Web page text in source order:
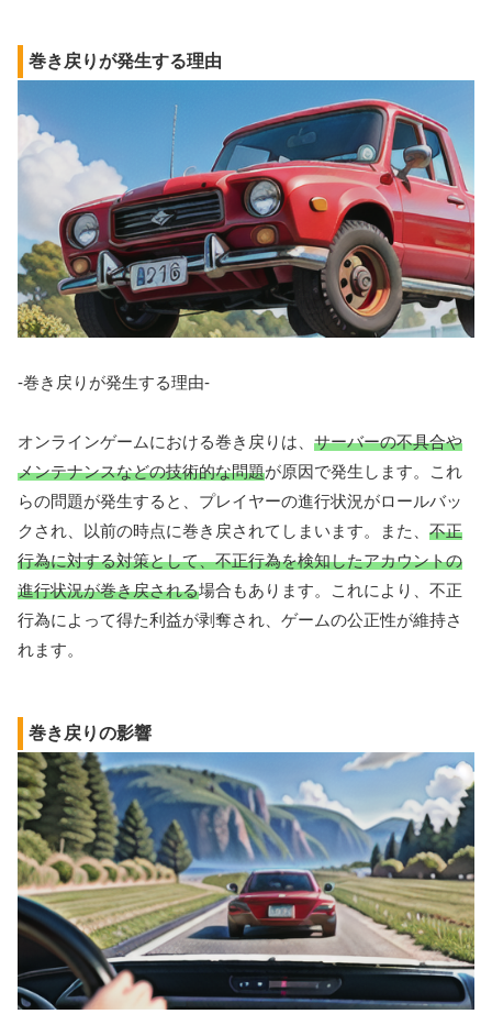
巻き戻りが発生する理由
-巻き戻りが発生する理由-
オンラインゲームにおける巻き戻りは、 サーバーの不具合や
メンテナンスなどの技術的な問題が原因で発生します。これ
らの問題が発生すると、プレイヤーの進行状況がロールバッ
クされ、以前の時点に巻き戻されてしまいます。また、 不正
行為に対する対策として、不正行為を検知したアカウントの
進行状況が巻き戻される場合もあります。これにより、不正
行為によって得た利益が剥奪され、ゲームの公正性が維持さ
れます。
巻き戻りの影響